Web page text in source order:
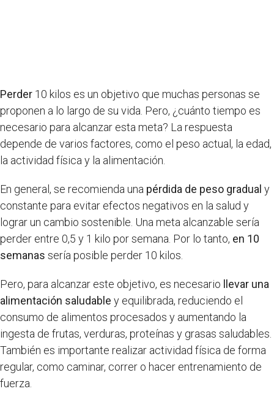
Perder 10 kilos es un objetivo que muchas personas se
proponen a lo largo de su vida. Pero, ¿cuánto tiempo es
necesario para alcanzar esta meta? La respuesta
depende de varios factores, como el peso actual, la edad,
la actividad física y la alimentación.
En general, se recomienda una pérdida de peso gradual y
constante para evitar efectos negativos en la salud y
lograr un cambio sostenible. Una meta alcanzable sería
perder entre 0,5 y 1 kilo por semana. Por lo tanto, en 10
semanas sería posible perder 10 kilos.
Pero, para alcanzar este objetivo, es necesario
llevar una
alimentación saludable y equilibrada, reduciendo el
consumo de alimentos procesados y aumentando la
ingesta de frutas, verduras, proteínas y grasas saludables.
También es importante realizar actividad física de forma
regular, como caminar, correr o hacer entrenamiento de
fuerza.